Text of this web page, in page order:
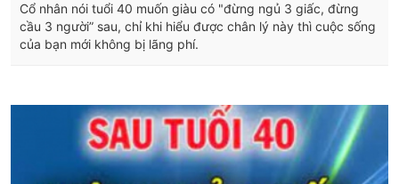
Cổ nhân nói tuổi 40 muốn giàu có "đừng ngủ 3 giấc, đừng
cầu 3 người” sau, chỉ khi hiểu được chân lý này thì cuộc sống
của bạn mới không bị lãng phí.